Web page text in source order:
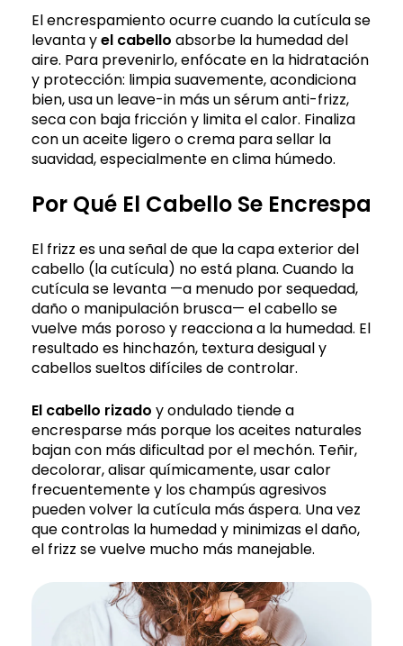
El encrespamiento ocurre cuando la cutícula se
levanta yel cabello absorbe la humedad del
aire. Para prevenirlo, enfócate en la hidratación
y protección: limpia suavemente, acondiciona
bien, usa un leave-in más un sérum anti-frizz,
seca con baja fricción y limita el calor. Finaliza
con un aceite ligero o crema para sellar la
suavidad, especialmente en clima húmedo.
Por Qué El Cabello Se Encrespa
El frizz es una señal de que la capa exterior del
cabello (la cutícula) no está plana. Cuando la
cutícula se levanta —a menudo por sequedad,
daño o manipulación brusca— el cabello se
vuelve más poroso y reacciona a la humedad. El
resultado es hinchazón, textura desigual y
cabellos sueltos difíciles de controlar.
El cabello rizado y ondulado tiende a
encresparse más porque los aceites naturales
bajan con más dificultad por el mechón. Teñir,
decolorar, alisar químicamente, usar calor
frecuentemente y los champús agresivos
pueden volver la cutícula más áspera. Una vez
que controlas la humedad y minimizas el daño,
el frizz se vuelve mucho más manejable.